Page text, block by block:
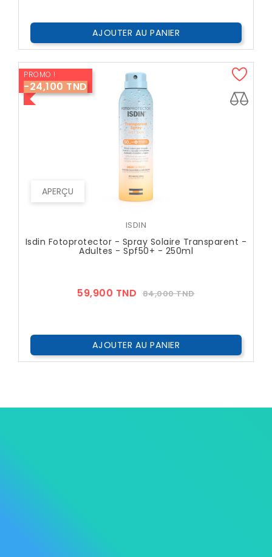
AJOUTER AU PANIER
APERÇU
PROMO !
-24,100 TND
ISDIN
Isdin Fotoprotector - Spray Solaire Transparent -
Adultes - Spf50+ - 250ml
59,900 TND Prix
84,000 TNDPrix
AJOUTER AU PANIER